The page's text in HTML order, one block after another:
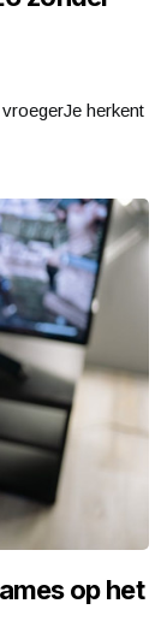
herkent
op het